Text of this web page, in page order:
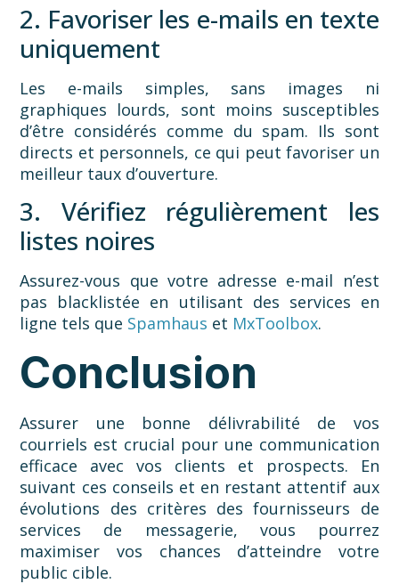
2. Favoriser les e-mails en texte
uniquement
Les e-mails simples, sans images ni
graphiques lourds, sont moins susceptibles
d’être considérés comme du spam. Ils sont
directs et personnels, ce qui peut favoriser un
meilleur taux d’ouverture.
3. Vérifiez régulièrement les
listes noires
Assurez-vous que votre adresse e-mail n’est
pas blacklistée en utilisant des services en
ligne tels que Spamhaus et MxToolbox.
Conclusion
Assurer une bonne délivrabilité de vos
courriels est crucial pour une communication
efficace avec vos clients et prospects. En
suivant ces conseils et en restant attentif aux
évolutions des critères des fournisseurs de
services de messagerie, vous pourrez
maximiser vos chances d’atteindre votre
public cible.